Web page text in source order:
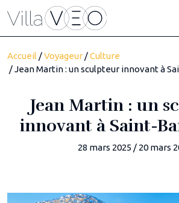
Accueil /Voyageur /Culture
/ Jean Martin : un sculpteur innovant à
Jean Martin : un
innovant à Saint-
28 mars 2025 / 20 mars